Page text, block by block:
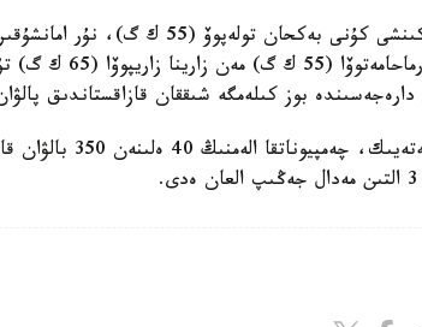
بوز كىلەمگە شىققان قازاقستاندىق
ەسكە سالا